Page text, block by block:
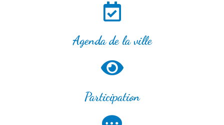
Agenda de la ville
Participation